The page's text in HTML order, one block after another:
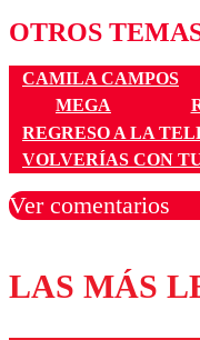
OTROS
CAMILA CAMPOS
MEGA
REGRESO A LA
VOLVERÍAS CON
Ver comentarios
Los comentarios
LAS MÁS